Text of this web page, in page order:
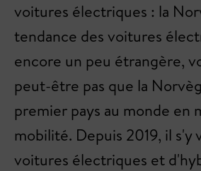
voitures électriques : la
tendance des voitures
encore un peu étrangère,
peut-être pas que la
premier pays au monde en
mobilité. Depuis 2019, il s'y
voitures électriques et